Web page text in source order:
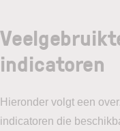
indicatoren
Hieronder volgt een
indicatoren die